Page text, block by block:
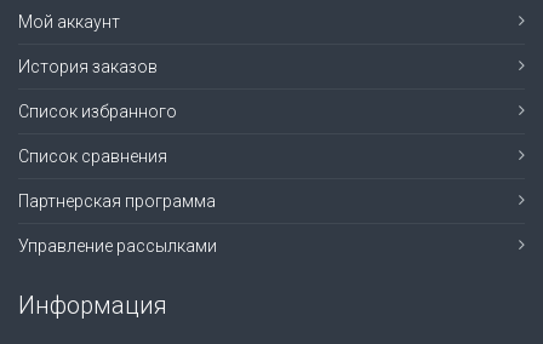
Мой аккаунт
История заказов
Список избранного
Список сравнения
Партнерская программа
Управление рассылками
Информация